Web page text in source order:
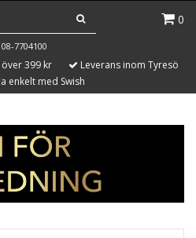
0
08-7704100
399 kr
Leverans inom Tyresö
enkelt med Swish